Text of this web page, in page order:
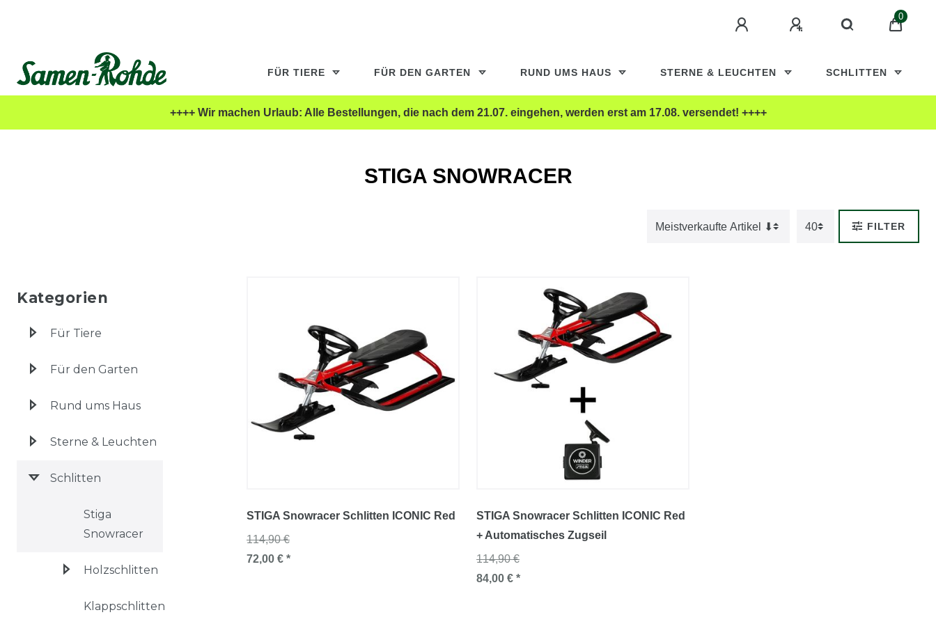
0
FÜR TIERE FÜR DEN GARTEN RUND UMS HAUS STERNE & LEUCHTEN SCHLITTEN
++++ Wir machen Urlaub: Alle Bestellungen, die nach dem 21.07. eingehen, werden erst am 17.08. versendet! ++++
STIGA SNOWRACER
FILTER
Kategorien
Für Tiere
Für den Garten
Rund ums Haus
Sterne & Leuchten
Schlitten
Stiga
Snowracer
Holzschlitten
Klappschlitten
STIGA Snowracer Schlitten ICONIC Red
114,90 €
72,00 € *
STIGA Snowracer Schlitten ICONIC Red
+ Automatisches Zugseil
114,90 €
84,00 € *